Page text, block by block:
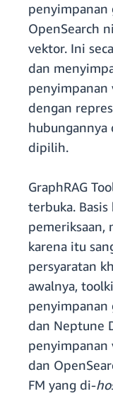
penyimpanan
OpenSearch
vektor. Ini
dan
penyimpanan
dengan
hubungannya
dipilih.
GraphRAG
terbuka.
pemeriksaan,
karena itu
persyaratan
awalnya,
penyimpanan
dan Neptune
dan
FM yang di-